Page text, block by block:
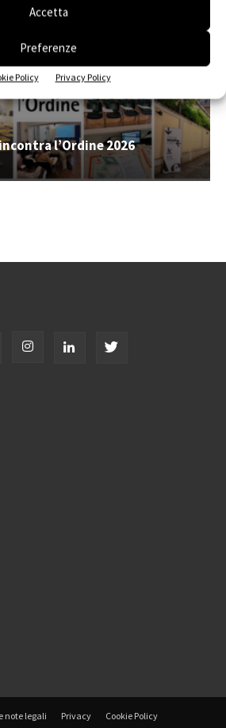
Accetta
Preferenze
Policy Privacy Policy
l’Ordine 2026
note legali Privacy Cookie Policy